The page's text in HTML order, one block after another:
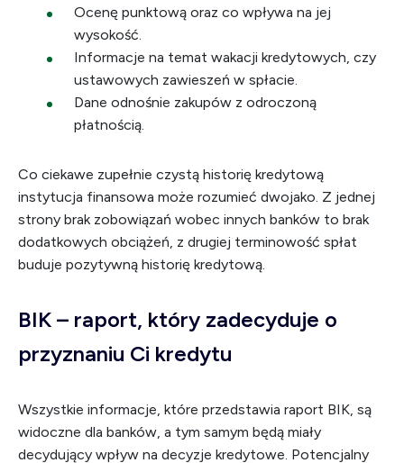
Ocenę punktową oraz co wpływa na jej
wysokość.
Informacje na temat wakacji kredytowych, czy
ustawowych zawieszeń w spłacie.
Dane odnośnie zakupów z odroczoną
płatnością.
Co ciekawe zupełnie czystą historię kredytową
instytucja finansowa może rozumieć dwojako. Z jednej
strony brak zobowiązań wobec innych banków to brak
dodatkowych obciążeń, z drugiej terminowość spłat
buduje pozytywną historię kredytową.
BIK – raport, który zadecyduje o
przyznaniu Ci kredytu
Wszystkie informacje, które przedstawia raport BIK, są
widoczne dla banków, a tym samym będą miały
decydujący wpływ na decyzje kredytowe. Potencjalny